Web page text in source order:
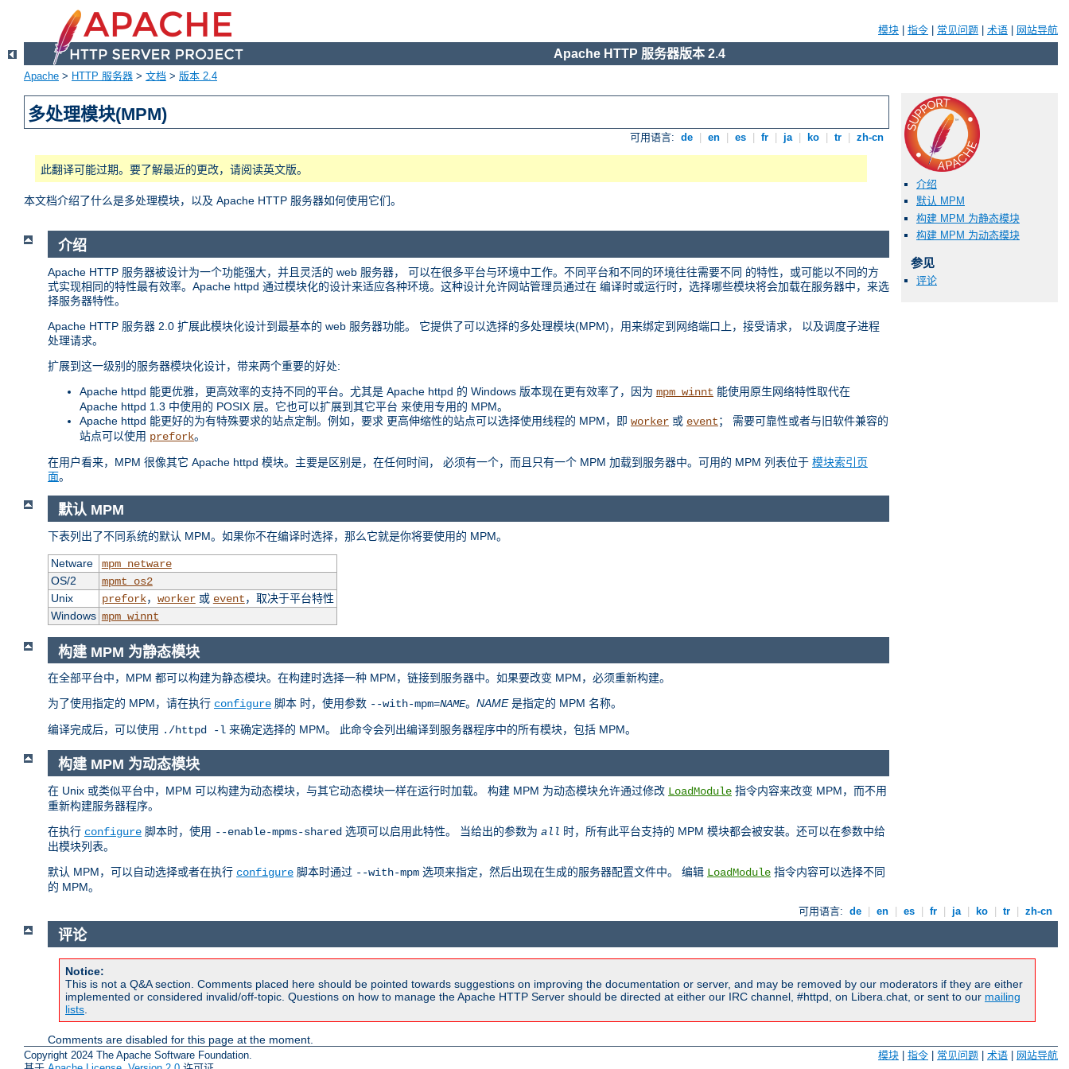
模块 指令 常见问题 术语 网站导航
Apache HTTP 服务器版本 2.4
Apache > HTTP 服务器 > 文档 > 版本 2.4
多处理模块(MPM)
可用语言: de en es fr ja ko tr zh-cn
此翻译可能过期。要了解最近的更改，请阅读英文版。
本文档介绍了什么是多处理模块，以及 Apache HTTP 服务器如何使用它们。
介绍
默认 MPM
构建 MPM 为静态模块
构建 MPM 为动态模块
参见
评论
介绍
Apache HTTP 服务器被设计为一个功能强大，并且灵活的 web 服务器， 可以在很多平台与环境中工作。不同平台和不同的环境往往需要不同 的特性，或可能以不同的方
式实现相同的特性最有效率。Apache httpd 通过模块化的设计来适应各种环境。这种设计允许网站管理员通过在 编译时或运行时，选择哪些模块将会加载在服务器中，来选
择服务器特性。
Apache HTTP 服务器 2.0 扩展此模块化设计到最基本的 web 服务器功能。 它提供了可以选择的多处理模块(MPM)，用来绑定到网络端口上，接受请求， 以及调度子进程
处理请求。
扩展到这一级别的服务器模块化设计，带来两个重要的好处:
Apache httpd 能更优雅，更高效率的支持不同的平台。尤其是 Apache httpd 的 Windows 版本现在更有效率了，因为 mpm_winnt 能使用原生网络特性取代在
Apache httpd 1.3 中使用的 POSIX 层。它也可以扩展到其它平台 来使用专用的 MPM。
Apache httpd 能更好的为有特殊要求的站点定制。例如，要求 更高伸缩性的站点可以选择使用线程的 MPM，即 worker 或 event； 需要可靠性或者与旧软件兼容的
站点可以使用 prefork。
在用户看来，MPM 很像其它 Apache httpd 模块。主要是区别是，在任何时间， 必须有一个，而且只有一个 MPM 加载到服务器中。可用的 MPM 列表位于 模块索引页
面。
默认 MPM
下表列出了不同系统的默认 MPM。如果你不在编译时选择，那么它就是你将要使用的 MPM。
Netware
mpm_netware
OS/2
mpmt_os2
Unix
prefork， worker或 event，取决于平台特性
Windows mpm_winnt
构建 MPM 为静态模块
在全部平台中，MPM 都可以构建为静态模块。在构建时选择一种 MPM，链接到服务器中。如果要改变 MPM，必须重新构建。
为了使用指定的 MPM，请在执行 configure 脚本 时，使用参数 --with-mpm=NAME。 NAME是指定的 MPM 名称。
编译完成后，可以使用 ./httpd -l 来确定选择的 MPM。 此命令会列出编译到服务器程序中的所有模块，包括 MPM。
构建 MPM 为动态模块
在 Unix 或类似平台中，MPM 可以构建为动态模块，与其它动态模块一样在运行时加载。 构建 MPM 为动态模块允许通过修改 LoadModule 指令内容来改变 MPM，而不用
重新构建服务器程序。
在执行 configure 脚本时，使用 --enable-mpms-shared 选项可以启用此特性。 当给出的参数为 all 时，所有此平台支持的 MPM 模块都会被安装。还可以在参数中给
出模块列表。
默认 MPM，可以自动选择或者在执行 configure 脚本时通过 --with-mpm 选项来指定，然后出现在生成的服务器配置文件中。 编辑 LoadModule 指令内容可以选择不同
的 MPM。
可用语言: de en es fr ja ko tr zh-cn
评论
Notice:
This is not a Q&A section. Comments placed here should be pointed towards suggestions on improving the documentation or server, and may be removed by our moderators if they are either
implemented or considered invalid/off-topic. Questions on how to manage the Apache HTTP Server should be directed at either our IRC channel, #httpd, on Libera.chat, or sent to our mailing
lists
Comments are disabled for this page at the moment.
Copyright 2024 The Apache Software Foundation.
模块 | 指令 | 常见问题 | 术语 | 网站导航